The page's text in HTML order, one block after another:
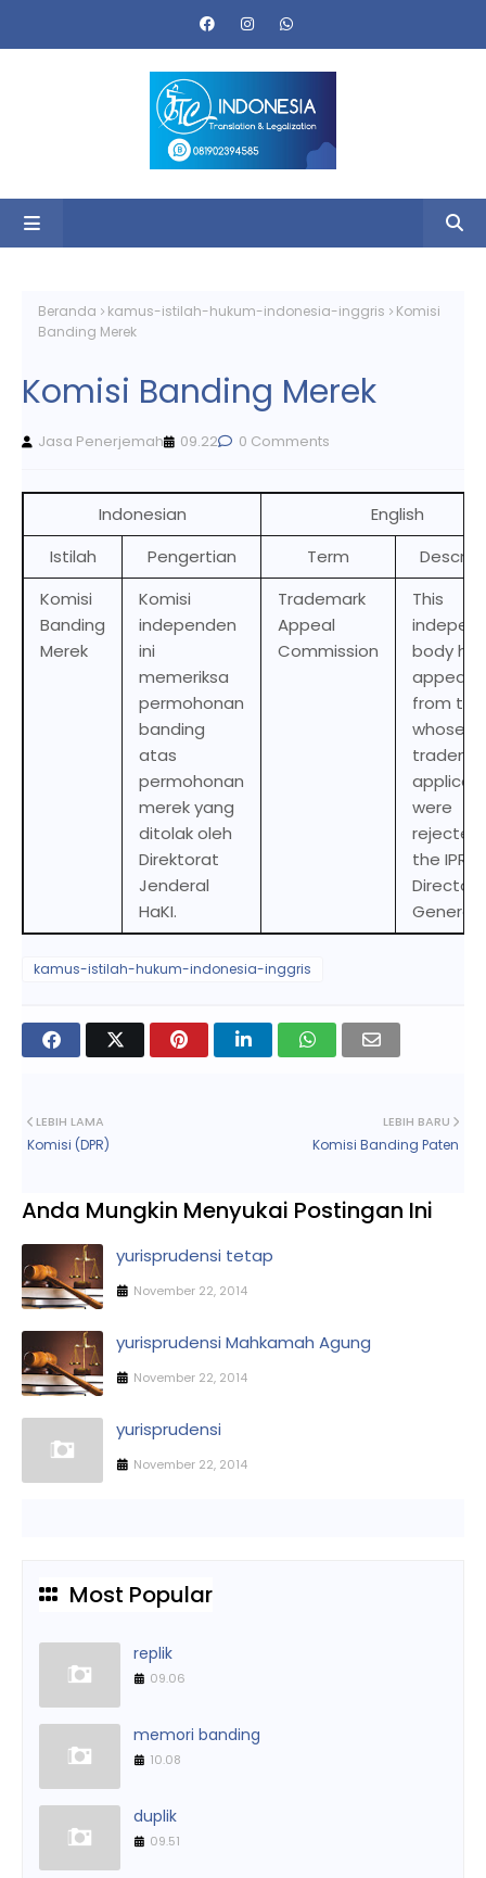
Beranda kamus-istilah-hukum-indonesia-inggris
Komisi
Banding Merek
Komisi Banding Merek
Jasa Penerjemah 09.22 0 Comments
Indonesian
English
Istilah
Pengertian Term
Komisi
Banding
Merek
Komisi
independen
ini
memeriksa
permohonan
banding
atas
permohonan
merek yang
ditolak oleh
Direktorat
Jenderal
HaKI.
Trademark
Appeal
Commission
This
body
appeals
from
whose
were
rejected
the IPR
General.
kamus-istilah-hukum-indonesia-inggris
LEBIH BARU
Komisi Banding Paten
LEBIH LAMA
Komisi (DPR)
Anda Mungkin Menyukai Postingan Ini
yurisprudensi tetap
November 22, 2014
yurisprudensi Mahkamah Agung
November 22, 2014
yurisprudensi
November 22, 2014
Most Popular
replik
09.06
memori banding
10.08
duplik
09.51